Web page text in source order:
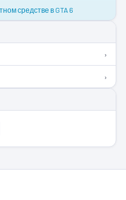
средстве в GTA 6
›
›